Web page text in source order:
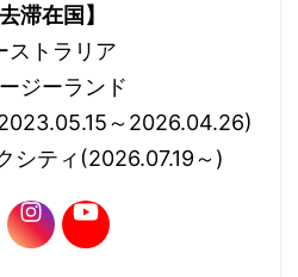
滞在国】
ストラリア
ジーランド
～2026.04.26)
シティ(2026.07.19～)